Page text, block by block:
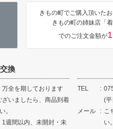
きもの町でご購入頂いた
きもの町の姉妹店「
でのご注文金額が
換
全を期しております
いましたら、商品到着
。
週間以内、未開封・未
TEL
(
メール
こ
い。